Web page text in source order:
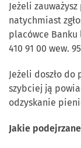
Jeżeli
natychmiast
placówce
410 91 00 wew.
Jeżeli doszło
szybciej ją
odzyskanie
Jakie